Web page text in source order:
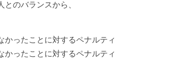
のバランスから、
かったことに対するペナルティ
かったことに対するペナルティ